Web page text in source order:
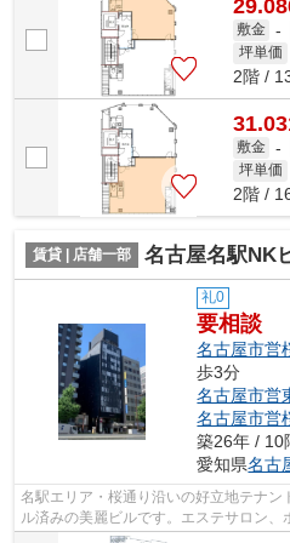
敷金 -
坪単価
2階 /
敷金 -
坪単価
2階 /
賃貸 | 店舗一部 名古屋名駅NKビル（ビエラ名
礼0
要相談
名古屋市営
歩3分
名古屋市営
名古屋市営
築26年 / 10
愛知県名古
名駅エリア・桜通り沿いの好立地テナ
ル済みの美麗ビルです。エステサロン
など20～40代の女性をターゲットにし...